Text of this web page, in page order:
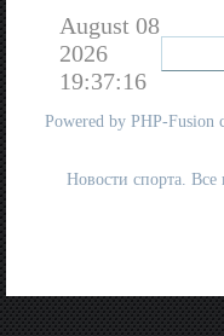
August 08
2026
19:37:16
Powered by PHP-Fusion
Новости спорта.